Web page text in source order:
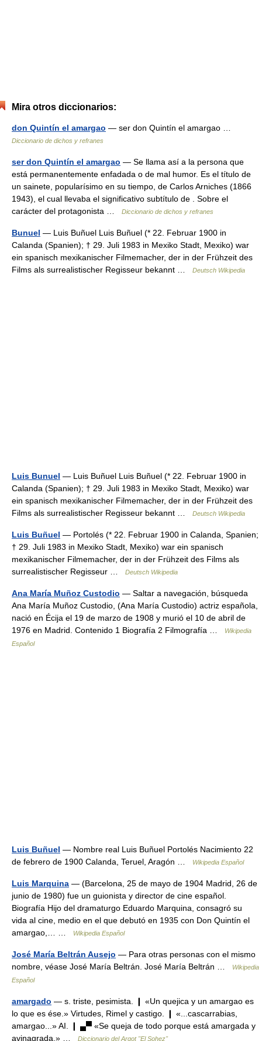
Mira otros diccionarios:
don Quintín el amargao — ser don Quintín el amargao …
Diccionario de dichos y refranes
ser don Quintín el amargao — Se llama así a la persona que
está permanentemente enfadada o de mal humor. Es el título de
un sainete, popularísimo en su tiempo, de Carlos Arniches (1866
1943), el cual llevaba el significativo subtítulo de . Sobre el
carácter del protagonista …
Diccionario de dichos y refranes
Bunuel — Luis Buñuel Luis Buñuel (* 22. Februar 1900 in
Calanda (Spanien); † 29. Juli 1983 in Mexiko Stadt, Mexiko) war
ein spanisch mexikanischer Filmemacher, der in der Frühzeit des
Films als surrealistischer Regisseur bekannt …
Deutsch Wikipedia
Luis Bunuel — Luis Buñuel Luis Buñuel (* 22. Februar 1900 in
Calanda (Spanien); † 29. Juli 1983 in Mexiko Stadt, Mexiko) war
ein spanisch mexikanischer Filmemacher, der in der Frühzeit des
Films als surrealistischer Regisseur bekannt …
Deutsch Wikipedia
Luis Buñuel — Portolés (* 22. Februar 1900 in Calanda, Spanien;
† 29. Juli 1983 in Mexiko Stadt, Mexiko) war ein spanisch
mexikanischer Filmemacher, der in der Frühzeit des Films als
surrealistischer Regisseur …
Deutsch Wikipedia
Ana María Muñoz Custodio — Saltar a navegación, búsqueda
Ana María Muñoz Custodio, (Ana María Custodio) actriz española,
nació en Écija el 19 de marzo de 1908 y murió el 10 de abril de
1976 en Madrid. Contenido 1 Biografía 2 Filmografía …
Wikipedia
Español
Luis Buñuel — Nombre real Luis Buñuel Portolés Nacimiento 22
de febrero de 1900 Calanda, Teruel, Aragón …
Wikipedia Español
Luis Marquina — (Barcelona, 25 de mayo de 1904 Madrid, 26 de
junio de 1980) fue un guionista y director de cine español.
Biografía Hijo del dramaturgo Eduardo Marquina, consagró su
vida al cine, medio en el que debutó en 1935 con Don Quintín el
amargao,… …
Wikipedia Español
José María Beltrán Ausejo — Para otras personas con el mismo
nombre, véase José María Beltrán. José María Beltrán …
Wikipedia
Español
amargado — s. triste, pesimista. ❙ «Un quejica y un amargao es
lo que es ése.» Virtudes, Rimel y castigo. ❙ «...cascarrabias,
amargao...» AI. ❙ ▄▀ «Se queja de todo porque está amargada y
avinagrada.» …
Diccionario del Argot "El Sohez"